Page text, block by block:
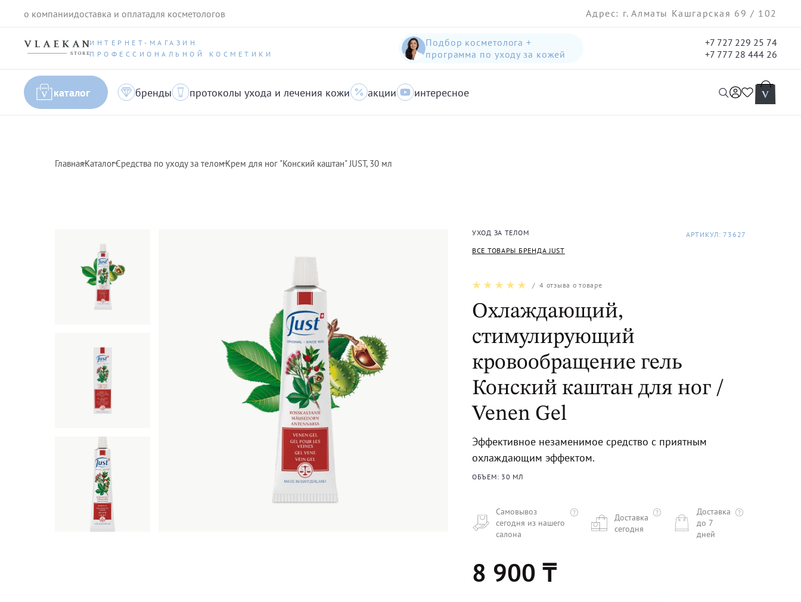
о компаниидоставка и оплатадля косметологов Адрес: г. Алматы Кашгарская 69 / 102
ИНТЕРНЕТ-МАГАЗИН
ПРОФЕССИОНАЛЬНОЙ КОСМЕТИКИ
Подбор косметолога +
программа по уходу за кожей
+7 727 229 25 74
+7 777 28 444 26
каталог бренды протоколы ухода и лечения кожи акции интересное
ГлавнаяКаталогСредства по уходу за теломКрем для ног "Конский каштан" JUST, 30 мл
УХОД ЗА ТЕЛОМ
ВСЕ ТОВАРЫ БРЕНДА JUST
АРТИКУЛ: 73627
/4 отзыва о товаре
Охлаждающий,
стимулирующий
кровообращение гель
Конский каштан для ног /
Venen Gel
Эффективное незаменимое средство с приятным
охлаждающим эффектом.
ОБЪЕМ: 30 МЛ
Самовывоз
сегодня из нашего
салона
Доставка
сегодня
Доставка
до 7
дней
8 900 ₸